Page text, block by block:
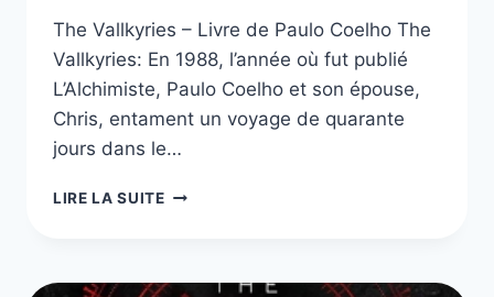
The Vallkyries – Livre de Paulo Coelho The
Vallkyries: En 1988, l’année où fut publié
L’Alchimiste, Paulo Coelho et son épouse,
Chris, entament un voyage de quarante
jours dans le…
LIRE LA SUITETHE
DE